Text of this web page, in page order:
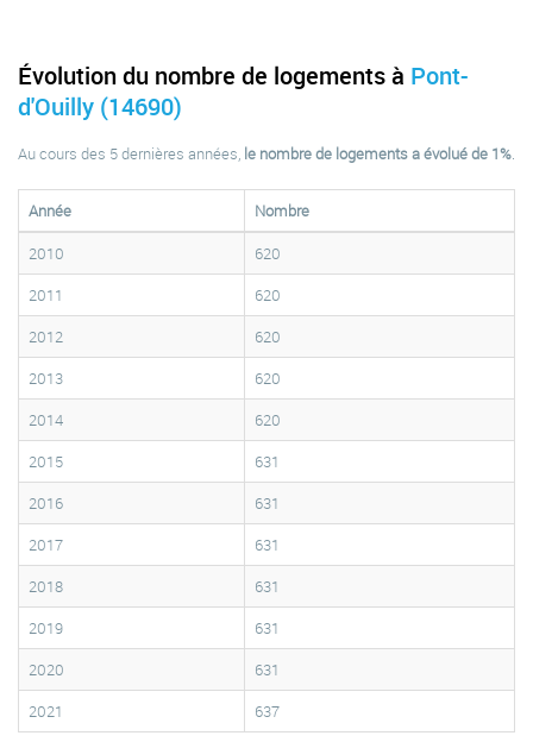
Évolution du nombre de logements à Pont-
d'Ouilly (14690)
Au cours des 5 dernières années, le nombre de logements a évolué de 1%.
Année
Nombre
2010
620
2011
620
2012
620
2013
620
2014
620
2015
631
2016
631
2017
631
2018
631
2019
631
2020
631
2021
637